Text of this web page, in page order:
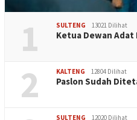
1 SULTENG 13021 Dilihat
Ketua Dewan
2 KALTENG 12804 Dilihat
Paslon Sudah
SULTENG 12020 Dilihat